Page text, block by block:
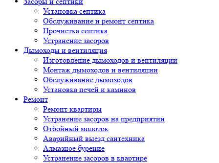
Установка септика
Обслуживание и ремонт септика
Прочистка септика
Устранение засоров
Дымоходы и вентиляция
Изготовление дымоходов и вентиляции
Монтаж дымоходов и вентиляции
Обслуживание дымоходов
Установка печей и каминов
Ремонт
Ремонт квартиры
Устранение засоров на предприятии
Отбойный молоток
Аварийный выезд сантехника
Алмазное бурение
Устранение засоров в квартире